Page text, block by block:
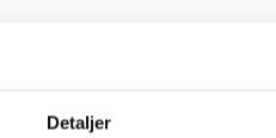
Detaljer